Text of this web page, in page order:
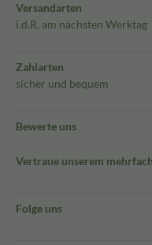
Versandarten
i.d.R. am nächsten Werktag
Zahlarten
sicher und bequem
Bewerte uns
Vertraue unserem
Folge uns